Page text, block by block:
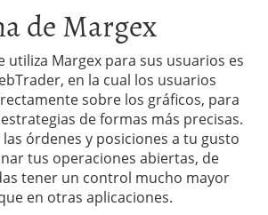
de Margex
utiliza Margex para sus usuarios es
en la cual los usuarios
sobre los gráficos, para
de formas más precisas.
órdenes y posiciones a tu gusto
tus operaciones abiertas, de
tener un control mucho mayor
en otras aplicaciones.